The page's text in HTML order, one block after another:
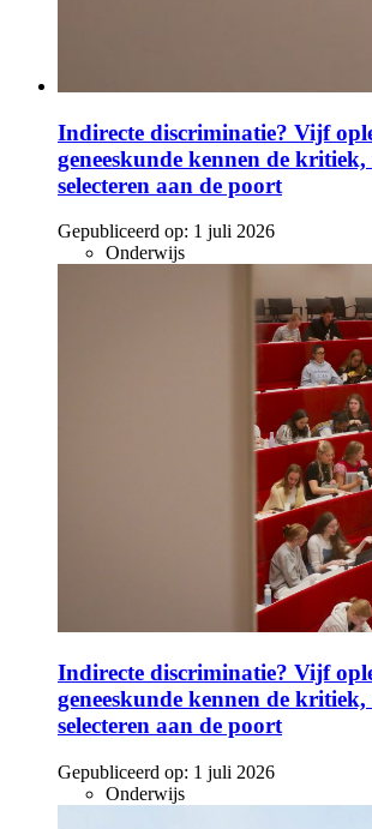
Indirecte discriminatie? Vijf
geneeskunde kennen de
selecteren aan de poort
Gepubliceerd op: 1 juli 2026
Onderwijs
Indirecte discriminatie? Vijf
geneeskunde kennen de
selecteren aan de poort
Gepubliceerd op: 1 juli 2026
Onderwijs